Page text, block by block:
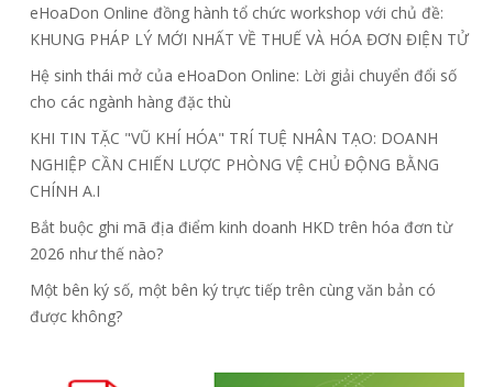
eHoaDon Online đồng hành tổ chức workshop với chủ đề:
KHUNG PHÁP LÝ MỚI NHẤT VỀ THUẾ VÀ HÓA ĐƠN ĐIỆN TỬ
Hệ sinh thái mở của eHoaDon Online: Lời giải chuyển đổi số
cho các ngành hàng đặc thù
KHI TIN TẶC "VŨ KHÍ HÓA" TRÍ TUỆ NHÂN TẠO: DOANH
NGHIỆP CẦN CHIẾN LƯỢC PHÒNG VỆ CHỦ ĐỘNG BẰNG
CHÍNH A.I
Bắt buộc ghi mã địa điểm kinh doanh HKD trên hóa đơn từ
2026 như thế nào?
Một bên ký số, một bên ký trực tiếp trên cùng văn bản có
được không?